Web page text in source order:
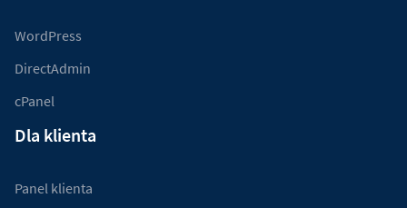
WordPress
DirectAdmin
cPanel
Dla klienta
Panel klienta